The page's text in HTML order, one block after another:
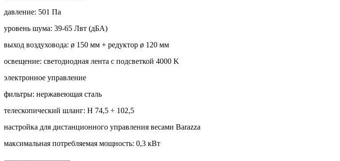
давление: 501 Па
уровень шума: 39-65 Лвт (дБА)
выход воздуховода: ø 150 мм + редуктор ø 120 мм
освещение: светодиодная лента с подсветкой 4000 K
электронное управление
фильтры: нержавеющая сталь
телескопический шланг: H 74,5 ÷ 102,5
настройка для дистанционного управления весами Barazza
максимальная потребляемая мощность: 0,3 кВт